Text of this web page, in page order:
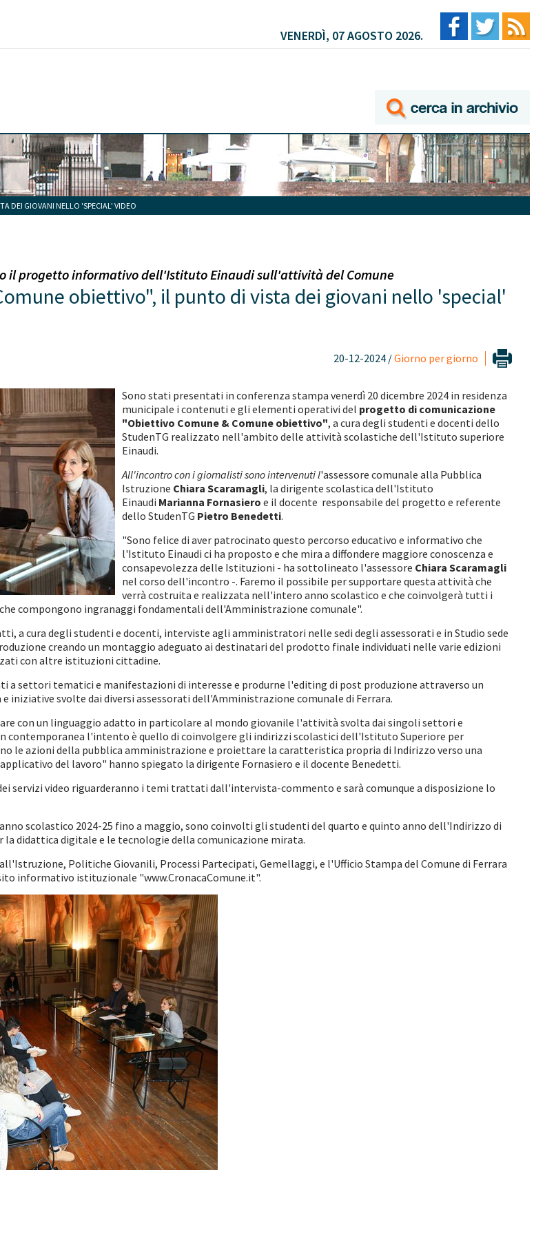
VENERDÌ, 07 AGOSTO 2026.
DEI GIOVANI NELLO 'SPECIAL' VIDEO
il progetto informativo dell'Istituto Einaudi sull'attività del Comune
obiettivo", il punto di vista dei giovani nello 'special'
20-12-2024 /Giorno per giorno
Sono stati presentati in conferenza stampa venerdì 20 dicembre 2024 in residenza
municipale i contenuti e gli elementi operativi del progetto di comunicazione
"Obiettivo Comune & Comune obiettivo", a cura degli studenti e docenti dello
StudenTG realizzato nell'ambito delle attività scolastiche dell'Istituto superiore
Einaudi.
All'incontro con i giornalisti sono intervenuti l'assessore comunale alla Pubblica
Istruzione Chiara Scaramagli, la dirigente scolastica dell'Istituto
Einaudi Marianna Fornasiero e il docente responsabile del progetto e referente
dello StudenTG Pietro Benedetti.
"Sono felice di aver patrocinato questo percorso educativo e informativo che
l'Istituto Einaudi ci ha proposto e che mira a diffondere maggiore conoscenza e
consapevolezza delle Istituzioni - ha sottolineato l'assessore Chiara Scaramagli
nel corso dell'incontro -. Faremo il possibile per supportare questa attività che
verrà costruita e realizzata nell'intero anno scolastico e che coinvolgerà tutti i
compongono ingranaggi fondamentali dell'Amministrazione comunale".
a cura degli studenti e docenti, interviste agli amministratori nelle sedi degli assessorati e in Studio sede
creando un montaggio adeguato ai destinatari del prodotto finale individuati nelle varie edizioni
con altre istituzioni cittadine.
a settori tematici e manifestazioni di interesse e produrne l'editing di post produzione attraverso un
iniziative svolte dai diversi assessorati dell'Amministrazione comunale di Ferrara.
con un linguaggio adatto in particolare al mondo giovanile l'attività svolta dai singoli settori e
contemporanea l'intento è quello di coinvolgere gli indirizzi scolastici dell'Istituto Superiore per
le azioni della pubblica amministrazione e proiettare la caratteristica propria di Indirizzo verso una
del lavoro" hanno spiegato la dirigente Fornasiero e il docente Benedetti.
servizi video riguarderanno i temi trattati dall'intervista-commento e sarà comunque a disposizione lo
scolastico 2024-25 fino a maggio, sono coinvolti gli studenti del quarto e quinto anno dell'Indirizzo di
la didattica digitale e le tecnologie della comunicazione mirata.
Politiche Giovanili, Processi Partecipati, Gemellaggi, e l'Ufficio Stampa del Comune di Ferrara
informativo istituzionale "www.CronacaComune.it".